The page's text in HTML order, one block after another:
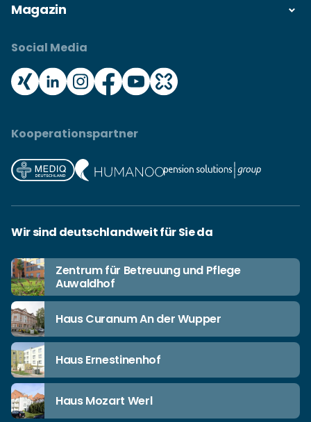
Magazin
Social Media
Kooperationspartner
Wir sind deutschlandweit für Sie da
Zentrum für Betreuung und Pflege
Auwaldhof
Haus Curanum An der Wupper
Haus Ernestinenhof
Haus Mozart Werl